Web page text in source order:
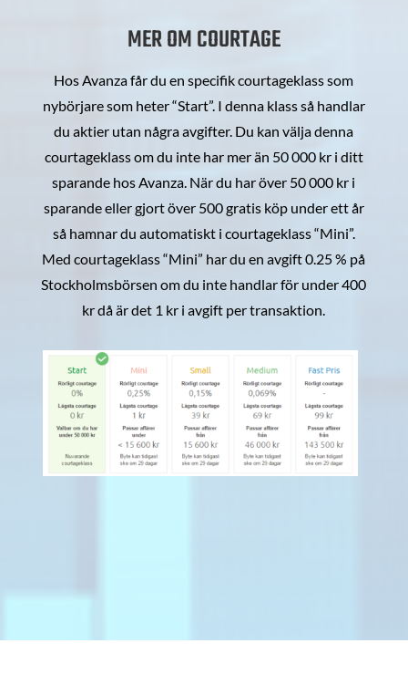
MER OM COURTAGE
Hos Avanza får du en specifik courtageklass som
nybörjare som heter “Start”. I denna klass så handlar
du aktier utan några avgifter. Du kan välja denna
courtageklass om du inte har mer än 50 000 kr i ditt
sparande hos Avanza. När du har över 50 000 kr i
sparande eller gjort över 500 gratis köp under ett år
så hamnar du automatiskt i courtageklass “Mini”.
Med courtageklass “Mini” har du en avgift 0.25 % på
Stockholmsbörsen om du inte handlar för under 400
kr då är det 1 kr i avgift per transaktion.